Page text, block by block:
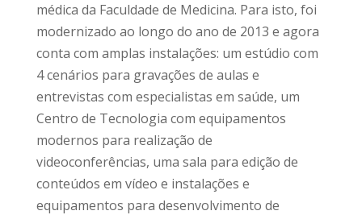
médica da Faculdade de Medicina. Para isto, foi
modernizado ao longo do ano de 2013 e agora
conta com amplas instalações: um estúdio com
4 cenários para gravações de aulas e
entrevistas com especialistas em saúde, um
Centro de Tecnologia com equipamentos
modernos para realização de
videoconferências, uma sala para edição de
conteúdos em vídeo e instalações e
equipamentos para desenvolvimento de